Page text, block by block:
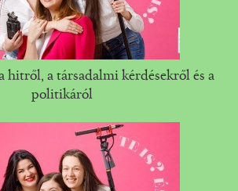
hitről, a társadalmi kérdésekről és a
politikáról